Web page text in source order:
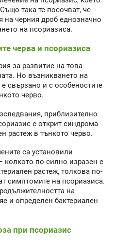
така те посочват, че
на черния дроб еднозначно
на псориазиса.
черва и псориазиса
за развитие на това
Но възникването на
свързано и с особеностите
черво.
приблизително
е открит синдрома
растеж в тънкото черво.
са установили
колкото по-силно изразен е
растеж, толкова по-
симптомите на псориазиса.
на
и определен бактериален
при псориазис